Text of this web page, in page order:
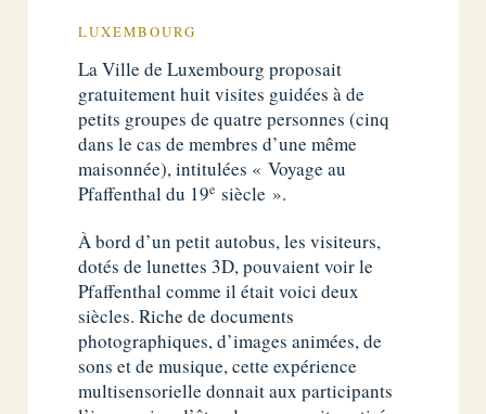
LUXEMBOURG
La Ville de Luxembourg proposait
gratuitement huit visites guidées à de
petits groupes de quatre personnes (cinq
dans le cas de membres d’une même
maisonnée), intitulées « Voyage au
Pfaffenthal du 19e siècle ».
À bord d’un petit autobus, les visiteurs,
dotés de lunettes 3D, pouvaient voir le
Pfaffenthal comme il était voici deux
siècles. Riche de documents
photographiques, d’images animées, de
sons et de musique, cette expérience
multisensorielle donnait aux participants